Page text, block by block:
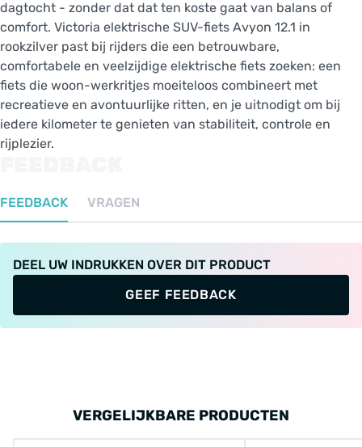
dagtocht - zonder dat dat ten koste gaat van balans of
comfort. Victoria elektrische SUV-fiets Avyon 12.1 in
rookzilver past bij rijders die een betrouwbare,
comfortabele en veelzijdige elektrische fiets zoeken: een
fiets die woon-werkritjes moeiteloos combineert met
recreatieve en avontuurlijke ritten, en je uitnodigt om bij
iedere kilometer te genieten van stabiliteit, controle en
rijplezier.
FEEDBACK VRAGEN
DEEL UW INDRUKKEN OVER DIT PRODUCT
GEEF FEEDBACK
VERGELIJKBARE PRODUCTEN